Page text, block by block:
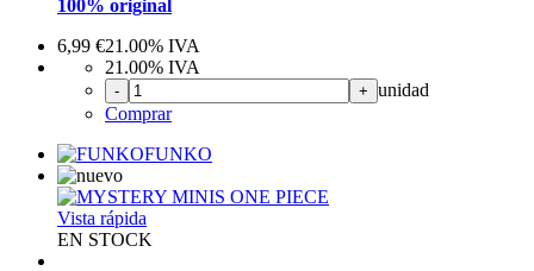
100% original
6,99 €21.00% IVA
21.00% IVA
- + unidad
Comprar
FUNKO
Vista rápida
EN STOCK